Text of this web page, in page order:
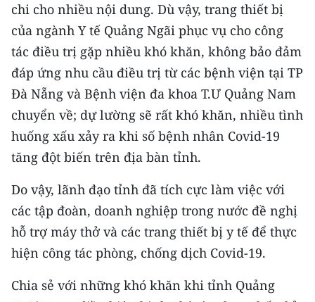
RADIO
MEDIA CENTER
E-Magazine
Video
Media Chính trị
Media Văn hóa
Media Xã hội
chi cho nhiều nội dung. Dù vậy, trang thiết bị
của ngành Y tế Quảng Ngãi phục vụ cho công
tác điều trị gặp nhiều khó khăn, không bảo đảm
đáp ứng nhu cầu điều trị từ các bệnh viện tại TP
Đà Nẵng và Bệnh viện đa khoa T.Ư Quảng Nam
chuyển về; dự lường sẽ rất khó khăn, nhiều tình
huống xấu xảy ra khi số bệnh nhân Covid-19
tăng đột biến trên địa bàn tỉnh.
Do vậy, lãnh đạo tỉnh đã tích cực làm việc với
các tập đoàn, doanh nghiệp trong nước đề nghị
hỗ trợ máy thở và các trang thiết bị y tế để thực
hiện công tác phòng, chống dịch Covid-19.
Chia sẻ với những khó khăn khi tỉnh Quảng